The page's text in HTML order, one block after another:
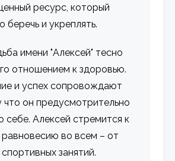
ресурс, который
беречь и укреплять.
имени "Алексей" тесно
отношением к здоровью.
и успех сопровождают
что он предусмотрительно
себе. Алексей стремится к
равновесию во всем – от
занятий.